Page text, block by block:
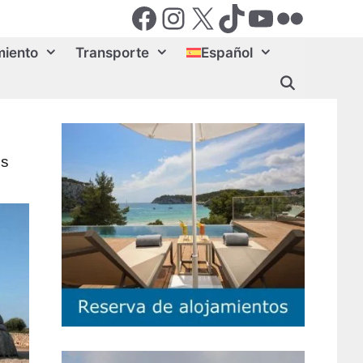
Facebook
Instagram
X (Twiter)
TikTok
YouTube
Flickr
Transporte Español